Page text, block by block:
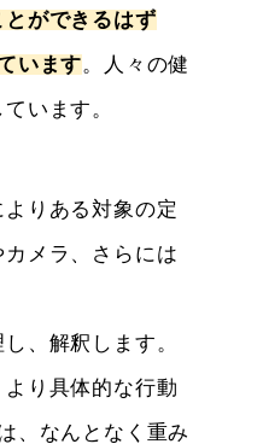
ができるはず
います。人々の健
います。
りある対象の定
メラ、さらには
、解釈します。
り具体的な行動
、なんとなく重み